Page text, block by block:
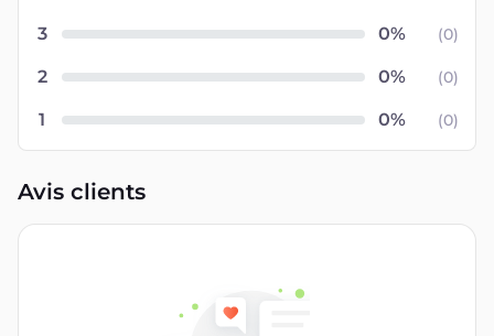
3 (0)
2 (0)
1 (0)
Avis clients